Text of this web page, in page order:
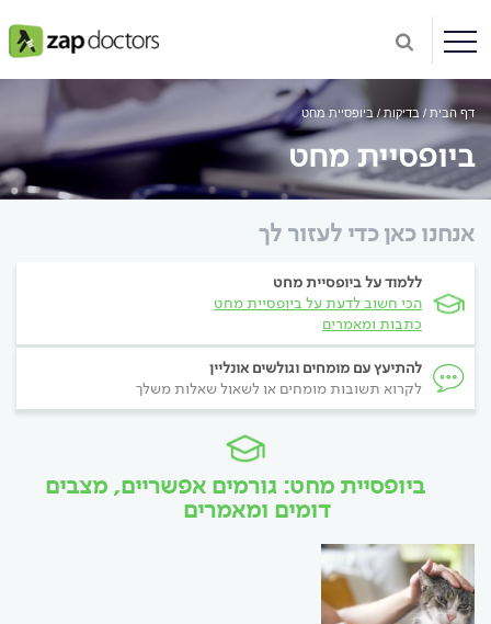
דף הבית בדיקות ביופסיית מחט
ביופסיית מחט
אנחנו כאן כדי לעזור לך
ללמוד על ביופסיית מחט
הכי חשוב לדעת על ביופסיית מחט
כתבות ומאמרים
להתיעץ עם מומחים וגולשים אונליין
לקרוא תשובות מומחים או לשאול שאלות משלך
ביופסיית מחט: גורמים אפשריים, מצבים
דומים ומאמרים